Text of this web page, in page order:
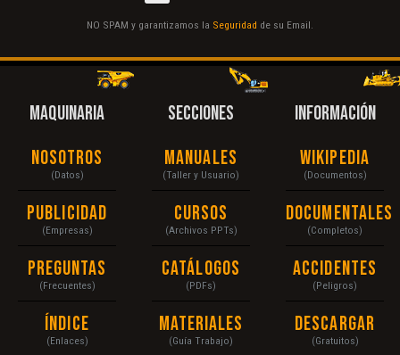
NO SPAM y garantizamos la Seguridad de su Email.
MAQUINARIA
Nosotros
(Datos)
Publicidad
(Empresas)
Preguntas
(Frecuentes)
Índice
(Enlaces)
SECCIONES
Manuales
(Taller y Usuario)
Cursos
(Archivos PPTs)
Catálogos
(PDFs)
Materiales
(Guía Trabajo)
INFORMACIÓN
Wikipedia
(Documentos)
Documentales
(Completos)
Accidentes
(Peligros)
Descargar
(Gratuitos)